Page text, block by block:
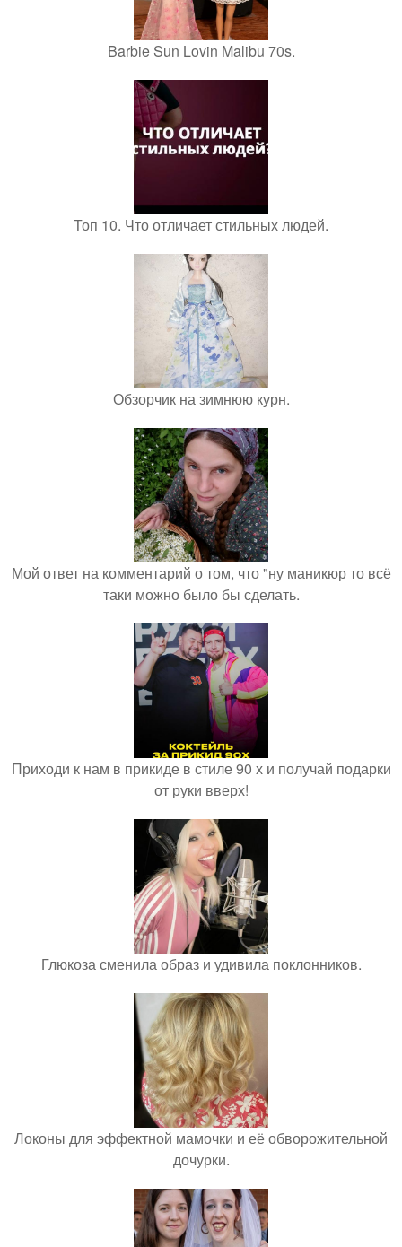
Barbie Sun Lovin Malibu 70s.
Топ 10. Что отличает стильных людей.
Обзорчик на зимнюю курн.
Мой ответ на комментарий о том, что "ну маникюр то всё
таки можно было бы сделать.
Приходи к нам в прикиде в стиле 90 х и получай подарки
от руки вверх!
Глюкоза сменила образ и удивила поклонников.
Локоны для эффектной мамочки и её обворожительной
дочурки.